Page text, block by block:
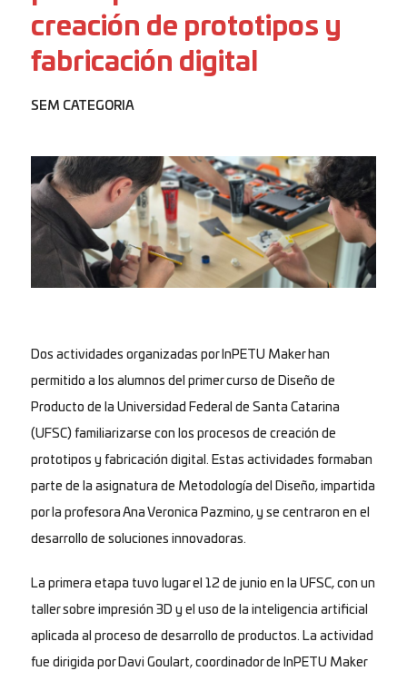
creación de prototipos y
fabricación digital
SEM CATEGORIA
Dos actividades organizadas por InPETU Maker han
permitido a los alumnos del primer curso de Diseño de
Producto de la Universidad Federal de Santa Catarina
(UFSC) familiarizarse con los procesos de creación de
prototipos y fabricación digital. Estas actividades formaban
parte de la asignatura de Metodología del Diseño, impartida
por la profesora Ana Veronica Pazmino, y se centraron en el
desarrollo de soluciones innovadoras.
La primera etapa tuvo lugar el 12 de junio en la UFSC, con un
taller sobre impresión 3D y el uso de la inteligencia artificial
aplicada al proceso de desarrollo de productos. La actividad
fue dirigida por Davi Goulart, coordinador de InPETU Maker